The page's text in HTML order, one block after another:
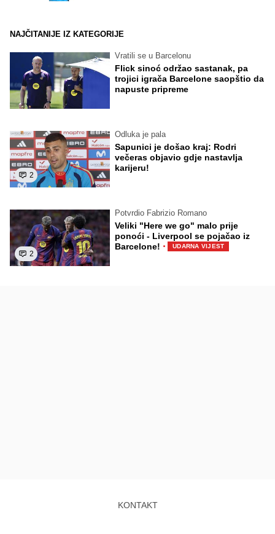
NAJČITANIJE IZ KATEGORIJE
Vratili se u Barcelonu
Flick sinoć održao sastanak, pa
trojici igrača Barcelone saopštio da
napuste pripreme
2
Odluka je pala
Sapunici je došao kraj: Rodri
večeras objavio gdje nastavlja
karijeru!
2
Potvrdio Fabrizio Romano
Veliki "Here we go" malo prije
ponoći - Liverpool se pojačao iz
Barcelone! · UDARNA VIJEST
KONTAKT